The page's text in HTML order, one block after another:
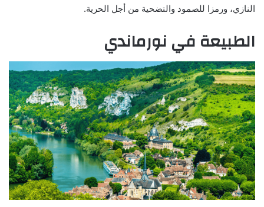
النازي، ورمزا للصمود والتضحية من أجل الحرية.
الطبيعة في نورماندي